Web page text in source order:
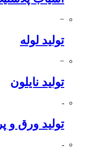
−
تولید لوله
−
تولید نایلون
-
تولید ورق و
-